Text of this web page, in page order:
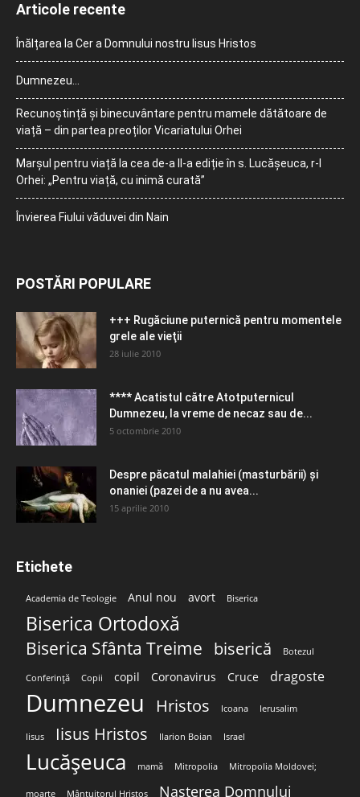
Articole recente
Înălțarea la Cer a Domnului nostru Iisus Hristos
Dumnezeu…
Recunoștință și binecuvântare pentru mamele dătătoare de
viață – din partea preoților Vicariatului Orhei
Marșul pentru viață la cea de-a II-a ediție în s. Lucășeuca, r-l
Orhei: „Pentru viață, cu inimă curată”
Învierea Fiului văduvei din Nain
POSTĂRI POPULARE
+++ Rugăciune puternică pentru momentele
grele ale vieţii
28 iulie 2010
**** Acatistul către Atotputernicul
Dumnezeu, la vreme de necaz sau de...
5 octombrie 2010
Despre păcatul malahiei (masturbării) şi
onaniei (pazei de a nu avea...
15 aprilie 2010
Etichete
Academia de Teologie Anul nou avort Biserica
Biserica Ortodoxă
Biserica Sfânta Treime biserică Botezul
Conferință Copii copil Coronavirus Cruce dragoste
Dumnezeu Hristos Icoana Ierusalim
Iisus Iisus Hristos Ilarion Boian Israel
Lucășeuca mamă Mitropolia Mitropolia Moldovei;
moarte Mântuitorul Hristos Nașterea Domnului